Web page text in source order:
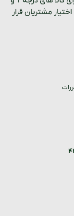
مشتریان قرار